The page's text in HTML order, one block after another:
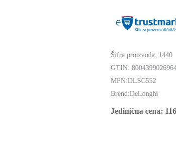
Šifra proizvoda: 1440
GTIN:
MPN:DLSC552
Brend:DeLonghi
Jedinična cena: